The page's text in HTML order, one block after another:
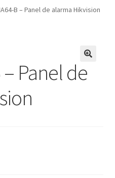
el
menú
B – Panel de alarma Hikvision
Panel de